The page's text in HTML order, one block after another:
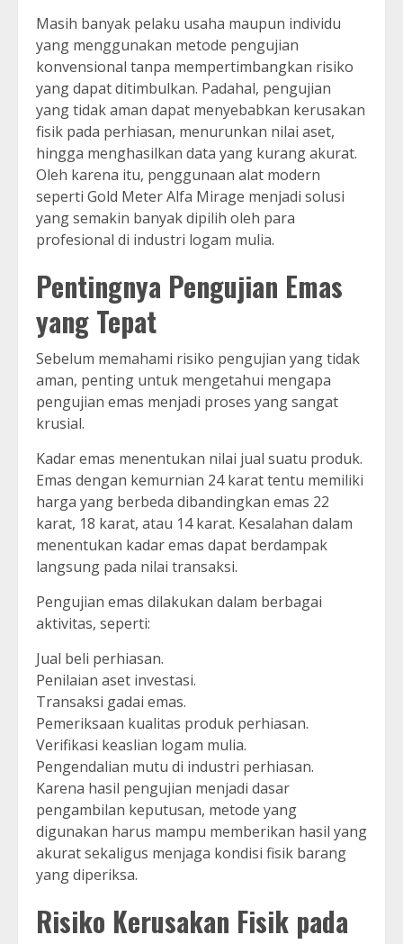
Masih banyak pelaku usaha maupun individu
yang menggunakan metode pengujian
konvensional tanpa mempertimbangkan risiko
yang dapat ditimbulkan. Padahal, pengujian
yang tidak aman dapat menyebabkan kerusakan
fisik pada perhiasan, menurunkan nilai aset,
hingga menghasilkan data yang kurang akurat.
Oleh karena itu, penggunaan alat modern
seperti Gold Meter Alfa Mirage menjadi solusi
yang semakin banyak dipilih oleh para
profesional di industri logam mulia.
Pentingnya Pengujian Emas
yang Tepat
Sebelum memahami risiko pengujian yang tidak
aman, penting untuk mengetahui mengapa
pengujian emas menjadi proses yang sangat
krusial.
Kadar emas menentukan nilai jual suatu produk.
Emas dengan kemurnian 24 karat tentu memiliki
harga yang berbeda dibandingkan emas 22
karat, 18 karat, atau 14 karat. Kesalahan dalam
menentukan kadar emas dapat berdampak
langsung pada nilai transaksi.
Pengujian emas dilakukan dalam berbagai
aktivitas, seperti:
Jual beli perhiasan.
Penilaian aset investasi.
Transaksi gadai emas.
Pemeriksaan kualitas produk perhiasan.
Verifikasi keaslian logam mulia.
Pengendalian mutu di industri perhiasan.
Karena hasil pengujian menjadi dasar
pengambilan keputusan, metode yang
digunakan harus mampu memberikan hasil yang
akurat sekaligus menjaga kondisi fisik barang
yang diperiksa.
Risiko Kerusakan Fisik pada